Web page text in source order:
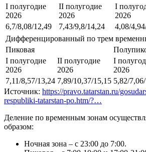
I полугодие
2026
II полугодие
2026
I
2026
6,7/8,08/12,49
7,43/9,8/14,24 4,08/
Дифференцированный по трем
Пиковая
I полугодие
2026
II полугодие
2026
I
2026
7,11/8,57/13,24 7,89/10,37/15,15 5,82/
Источник: https://pravo.tatarstan.ru/
respubliki-tatarstan-po.htm/?…
Деление по временным зонам
образом:
Ночная зона – с 23:00 до 7:00.